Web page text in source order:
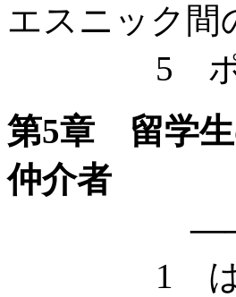
エスニック間
5 ポスト
第5章 留学生
仲介者
—— 中継
1 はじ